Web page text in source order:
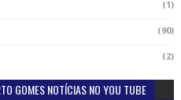
(1)
(90)
(2)
GOMES NOTÍCIAS NO YOU TUBE